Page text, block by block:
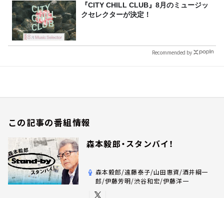
『CITY CHILL CLUB』8月のミュージッ
クセレクターが決定！
Recommended by
この記事の番組情報
森本毅郎・スタンバイ！
森本毅郎/遠藤泰子/山田惠資/酒井綱一
郎/伊藤芳明/渋谷和宏/伊藤洋一